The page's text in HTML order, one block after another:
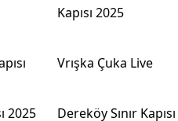
Kapısı 2025
Vrışka Çuka Live
2025 Dereköy Sınır Kapısı